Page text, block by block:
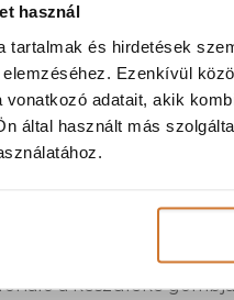
használ
tartalmak és hirdetések
Ezenkívül
vonatkozó adatait, akik
által használt más
ezek közvetlenül
egyidejű kiszolgálására
megfelelő, tehát más lehet
segít a hívót vonalban
a készüléke